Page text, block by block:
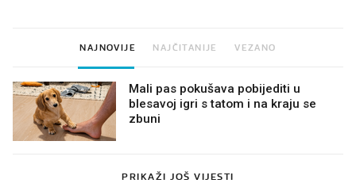
NAJNOVIJE NAJČITANIJE VEZANO
Mali pas pokušava pobijediti u
blesavoj igri s tatom i na kraju se
zbuni
PRIKAŽI JOŠ VIJESTI